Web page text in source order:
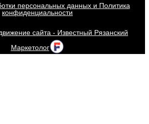
персональных данных и Политика
конфиденциальности
сайта - Известный Рязанский
Маркетолог